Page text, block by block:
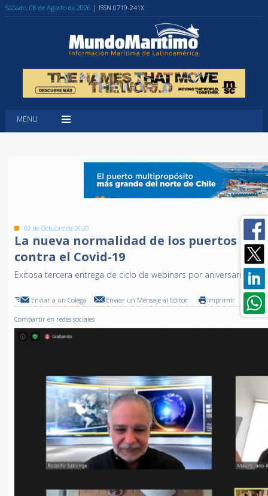
Sábado, 08 de Agosto de 2026 | ISSN 0719-241X
MENU
02 de Octubre de 2020
La nueva normalidad de los puertos de
contra el Covid-19
Exitosa tercera entrega de ciclo de webinars por aniversario de
Enviar a un Colega Enviar un Mensaje al Editor Imprimir
Compartir en redes sociales